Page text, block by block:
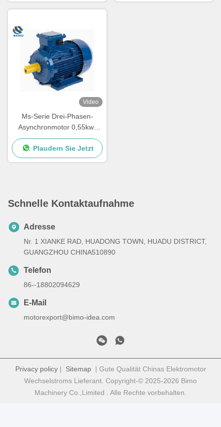
Video
Ms-Serie Drei-Phasen-
Asynchronmotor 0,55kw-
15kw Wechselstrom-
Induktions-Elektromotor
Plaudern Sie Jetzt
Schnelle Kontaktaufnahme
Adresse
Nr. 1 XIANKE RAD, HUADONG TOWN, HUADU DISTRICT,
GUANGZHOU CHINA510890
Telefon
86--18802094629
E-Mail
motorexport@bimo-idea.com
Privacy policy| Sitemap| Gute Qualität Chinas Elektromotor
Wechselstroms Lieferant. Copyright-© 2025-2026 Bimo
Machinery Co.,Limited . Alle Rechte vorbehalten.